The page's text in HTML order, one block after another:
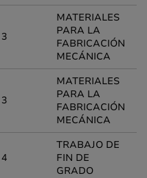
3
MATERIALES
PARA LA
FABRICACIÓN
MECÁNICA
3
MATERIALES
PARA LA
FABRICACIÓN
MECÁNICA
4
TRABAJO DE
FIN DE
GRADO